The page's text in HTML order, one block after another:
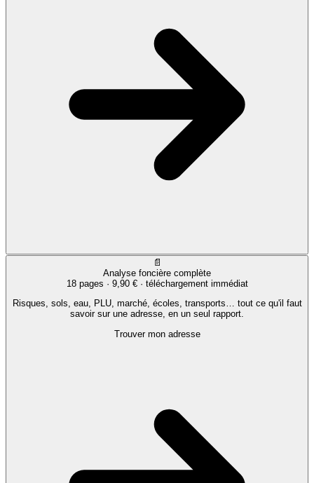
📄
Analyse foncière complète
18 pages · 9,90 €· téléchargement immédiat
Risques, sols, eau, PLU, marché, écoles, transports… tout ce qu'il faut
savoir sur une adresse, en un seul rapport.
Trouver mon adresse